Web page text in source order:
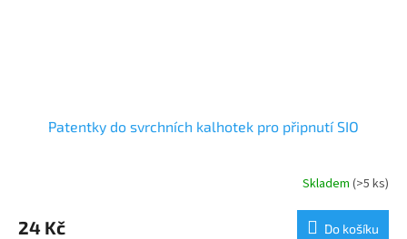
Patentky do svrchních kalhotek pro připnutí SIO
Skladem (>5 ks)
24 Kč Do košíku